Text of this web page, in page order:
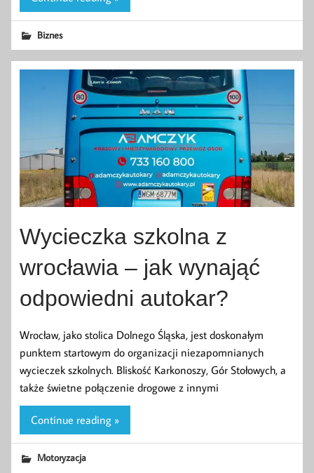
Biznes
Wycieczka szkolna z
wrocławia – jak wynająć
odpowiedni autokar?
Wrocław, jako stolica Dolnego Śląska, jest doskonałym
punktem startowym do organizacji niezapomnianych
wycieczek szkolnych. Bliskość Karkonoszy, Gór Stołowych, a
także świetne połączenie drogowe z innymi
Continue reading »
Motoryzacja